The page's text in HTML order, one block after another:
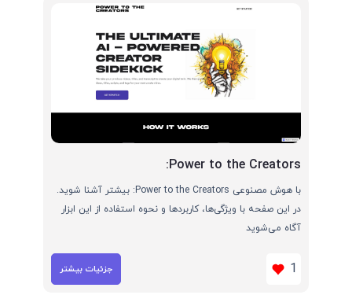
Power to the Creators:
با هوش مصنوعی Power to the Creators: بیشتر آشنا شوید.
در این صفحه با ویژگی‌ها، کاربردها و نحوه استفاده از این ابزار
آگاه می‌شوید
1 جزئیات بیشتر